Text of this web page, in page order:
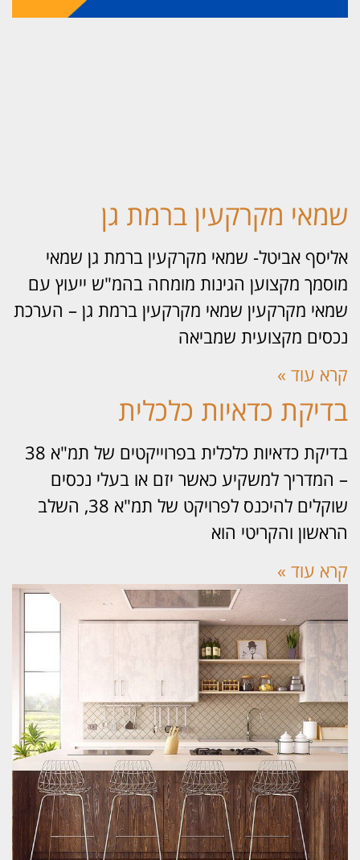
מקרקעין ברמת גן
אביטל- שמאי מקרקעין ברמת גן שמאי
מקצוען הגינות מומחה בהמ"ש ייעוץ עם
מקרקעין שמאי מקרקעין ברמת גן – הערכת
מקצועית שמביאה
עוד »
כדאיות כלכלית
בדיקת כדאיות כלכלית בפרוייקטים של תמ"א 38
למשקיע כאשר יזם או בעלי נכסים
שוקלים להיכנס לפרויקט של תמ"א 38, השלב
והקריטי הוא
עוד »